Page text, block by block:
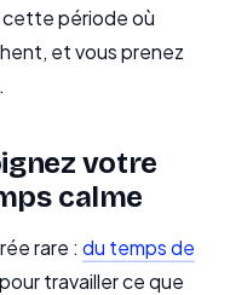
période où
et vous prenez
votre
calme
rare : du temps de
travailler ce que